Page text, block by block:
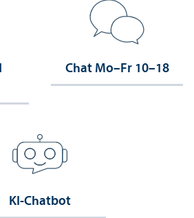
Chat Mo–Fr 10–18
KI-Chatbot